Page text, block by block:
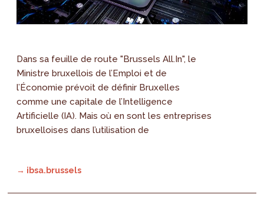
Dans sa feuille de route "Brussels All.In", le
Ministre bruxellois de l’Emploi et de
l’Économie prévoit de définir Bruxelles
comme une capitale de l’Intelligence
Artificielle (IA). Mais où en sont les entreprises
bruxelloises dans l’utilisation de
→ ibsa.brussels